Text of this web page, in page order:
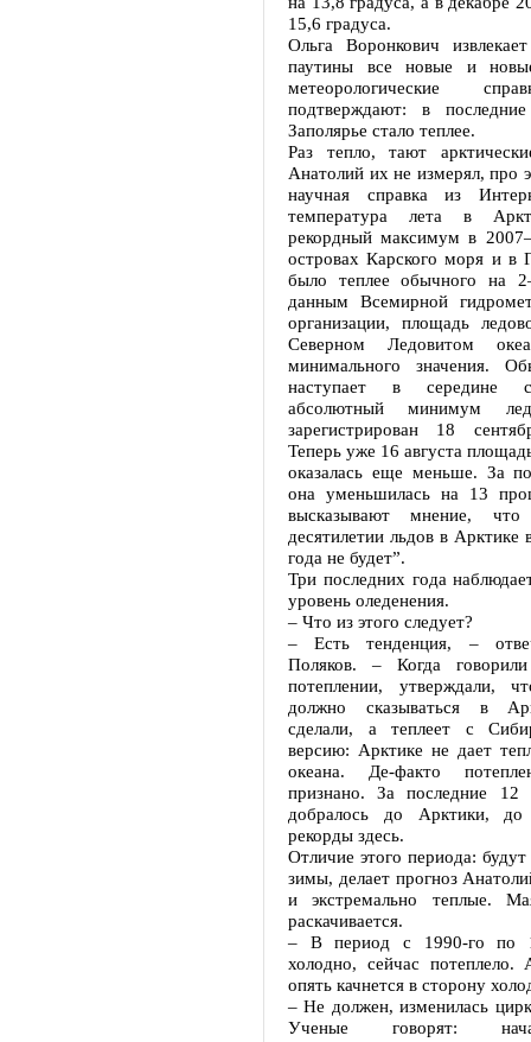
15,6 градуса.
Ольга Воронкович
паутины все новые и
метеорологические
подтверждают: в
Заполярье стало теплее.
Раз тепло, тают
Анатолий их не измерял, про
научная справка из
температура лета в
рекордный максимум в
островах Карского моря и в
было теплее обычного на
данным Всемирной
организации, площадь
Северном Ледовитом
минимального значения.
наступает в середине
абсолютный минимум
зарегистрирован 18
Теперь уже 16 августа
оказалась еще меньше. За
она уменьшилась на 13
высказывают мнение,
десятилетии льдов в Арктике
года не будет”.
Три последних года
уровень оледенения.
– Что из этого следует?
– Есть тенденция, –
Поляков. – Когда
потеплении, утверждали,
должно сказываться в
сделали, а теплеет с
версию: Арктике не дает
океана. Де-факто
признано. За последние 12
добралось до Арктики,
рекорды здесь.
Отличие этого периода:
зимы, делает прогноз
и экстремально теплые.
раскачивается.
– В период с 1990-го по
холодно, сейчас потеплело.
опять качнется в сторону
– Не должен, изменилась
Ученые говорят: